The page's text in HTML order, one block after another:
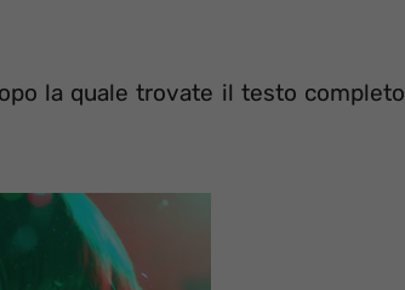
la quale trovate il testo completo